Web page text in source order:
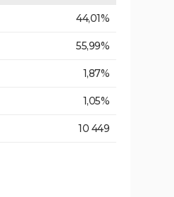
44,01%
55,99%
1,87%
1,05%
10 449